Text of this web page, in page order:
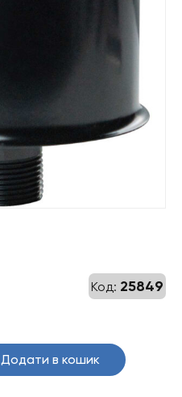
Код: 25849
Додати в кошик